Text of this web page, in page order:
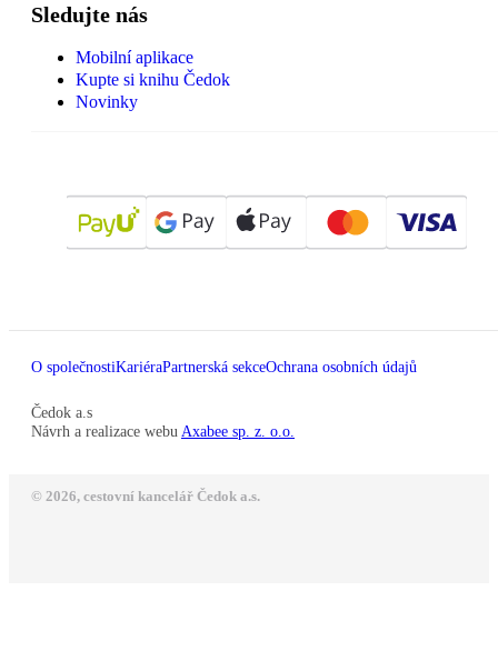
Sledujte nás
Mobilní aplikace
Kupte si knihu Čedok
Novinky
O společnostiKariéraPartnerská sekceOchrana osobních údajů
Čedok a.s
Návrh a realizace webu Axabee sp. z. o.o.
© 2026, cestovní kancelář Čedok a.s.